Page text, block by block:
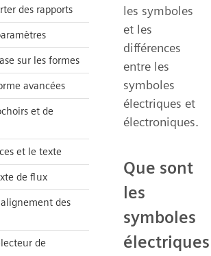
des rapports
sur les formes
avancées
et de
et le texte
de flux
des
de
les symboles
et les
différences
entre les
symboles
électriques et
électroniques.
Que sont
les
symboles
électriques